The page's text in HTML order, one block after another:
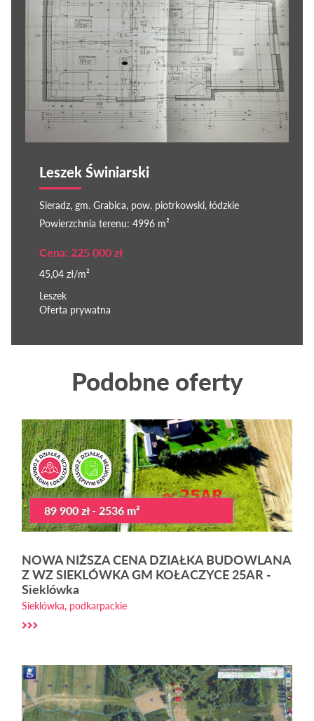
Leszek Świniarski
Sieradz, gm. Grabica, pow. piotrkowski, łódzkie
Powierzchnia terenu: 4996 m²
Cena: 225 000 zł
45,04 zł/m²
Leszek
Oferta prywatna
Podobne oferty
89 900 zł - 2536 m²
NOWA NIŻSZA CENA DZIAŁKA BUDOWLANA
Z WZ SIEKLÓWKA GM KOŁACZYCE 25AR -
Sieklówka
Sieklówka, podkarpackie